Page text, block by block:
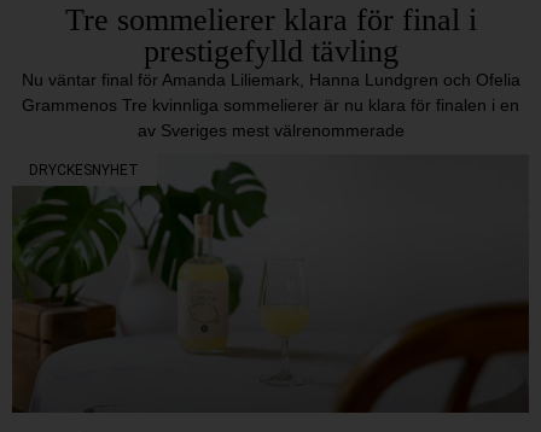
Tre sommelierer klara för final i
prestigefylld tävling
Nu väntar final för Amanda Liliemark, Hanna Lundgren och Ofelia
Grammenos Tre kvinnliga sommelierer är nu klara för finalen i en
av Sveriges mest välrenommerade
DRYCKESNYHET